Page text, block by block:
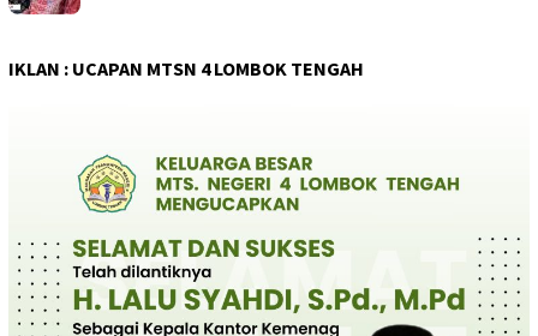
IKLAN : UCAPAN MTSN 4 LOMBOK TENGAH